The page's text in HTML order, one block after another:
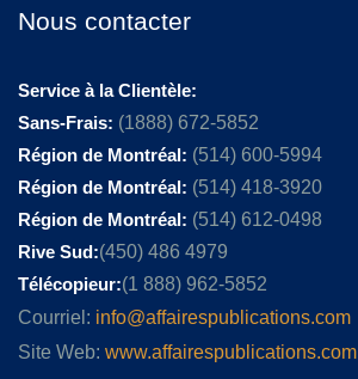
Nous contacter
Service à la Clientèle:
Sans-Frais: (1888) 672-5852
Région de Montréal: (514) 600-5994
Région de Montréal: (514) 418-3920
Région de Montréal: (514) 612-0498
Rive Sud:(450) 486 4979
Télécopieur:(1 888) 962-5852
Courriel: info@affairespublications.com
Site Web: www.affairespublications.com